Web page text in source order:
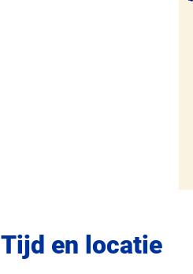
Tijd en locatie